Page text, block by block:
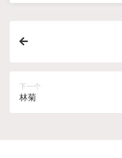
下一个
林菊